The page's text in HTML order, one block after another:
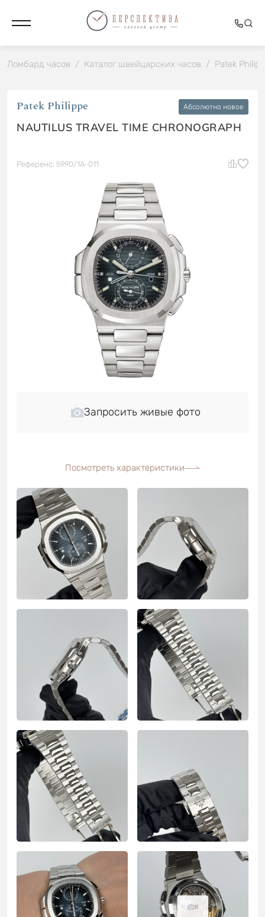
Ломбард часов / Каталог швейцарских часов / Patek
Patek Philippe Абсолютно новое
NAUTILUS TRAVEL TIME CHRONOGRAPH
Референс: 5990/1A-011
Запросить живые фото
Посмотреть характеристики
8